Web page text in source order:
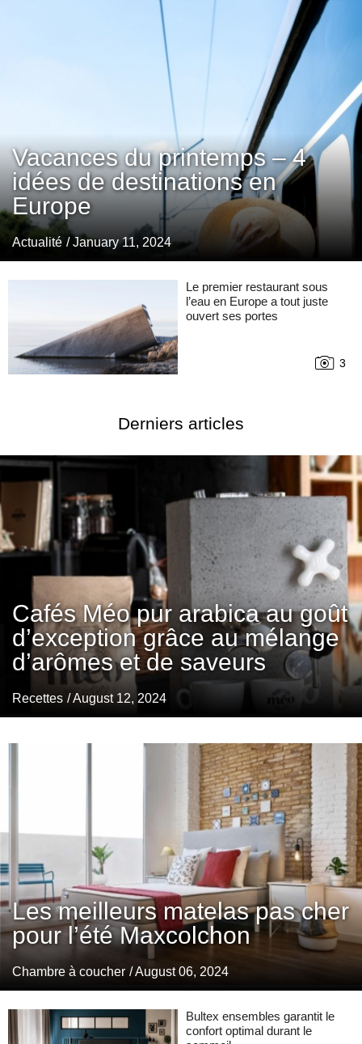
Vacances du printemps – 4
idées de destinations en
Europe
Actualité / January 11, 2024
Le premier restaurant sous
l’eau en Europe a tout juste
ouvert ses portes
3
Derniers articles
Cafés Méo pur arabica au goût
d’exception grâce au mélange
d’arômes et de saveurs
Recettes / August 12, 2024
Les meilleurs matelas pas cher
pour l’été Maxcolchon
Chambre à coucher / August 06, 2024
Bultex ensembles garantit le
confort optimal durant le